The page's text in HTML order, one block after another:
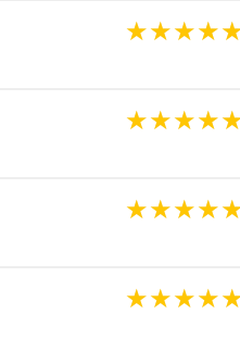
★★★★
★★★★
★★★★
★★★★